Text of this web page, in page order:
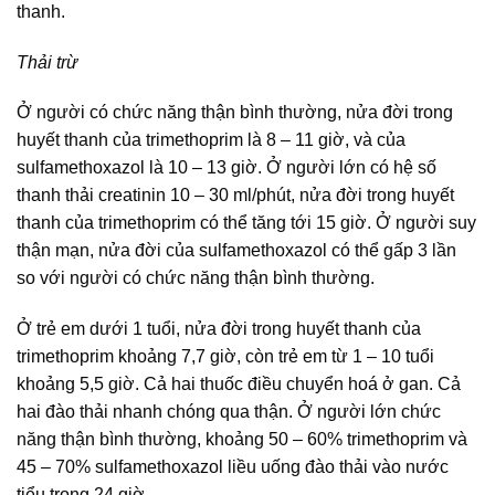
thanh.
Thải trừ
Ở người có chức năng thận bình thường, nửa đời trong
huyết thanh của trimethoprim là 8 – 11 giờ, và của
sulfamethoxazol là 10 – 13 giờ. Ở người lớn có hệ số
thanh thải creatinin 10 – 30 ml/phút, nửa đời trong huyết
thanh của trimethoprim có thể tăng tới 15 giờ. Ở người suy
thận mạn, nửa đời của sulfamethoxazol có thể gấp 3 lần
so với người có chức năng thận bình thường.
Ở trẻ em dưới 1 tuổi, nửa đời trong huyết thanh của
trimethoprim khoảng 7,7 giờ, còn trẻ em từ 1 – 10 tuổi
khoảng 5,5 giờ. Cả hai thuốc điều chuyển hoá ở gan. Cả
hai đào thải nhanh chóng qua thận. Ở người lớn chức
năng thận bình thường, khoảng 50 – 60% trimethoprim và
45 – 70% sulfamethoxazol liều uống đào thải vào nước